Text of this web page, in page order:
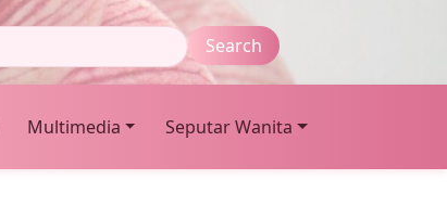
Multimedia Seputar Wanita